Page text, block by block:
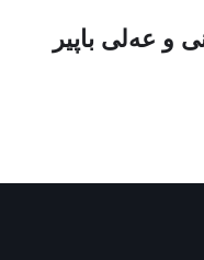
و عەلی باپیر